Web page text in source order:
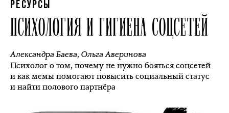
РЕСУРСЫ
ПСИХОЛОГИЯ И ГИГИЕНА СОЦСЕТЕЙ
Александра Баева, Ольга Аверинова
Психолог о том, почему не нужно бояться соцсетей
и как мемы помогают повысить социальный статус
и найти полового партнёра